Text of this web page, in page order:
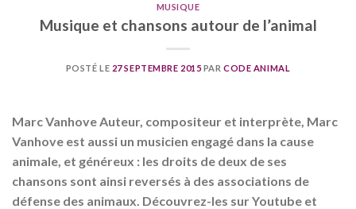
MUSIQUE
Musique et chansons autour de l’animal
POSTÉ LE 27 SEPTEMBRE 2015 PARCODE ANIMAL
Marc Vanhove Auteur, compositeur et interprète, Marc
Vanhove est aussi un musicien engagé dans la cause
animale, et généreux : les droits de deux de ses
chansons sont ainsi reversés à des associations de
défense des animaux. Découvrez-les sur Youtube et